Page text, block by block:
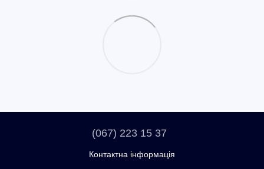
(067) 223 15 37
Контактна інформація